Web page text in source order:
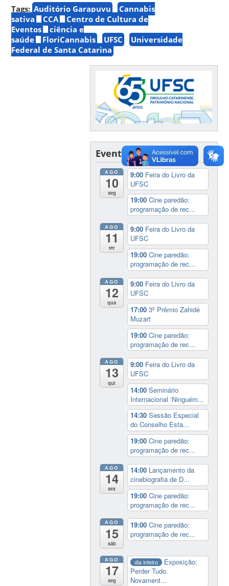
Tags: Auditório Garapuvu
Cannabis
sativa
CCA
Centro de Cultura de
Eventos
ciência e
saúde
FloriCannabis UFSC
Universidade
Federal de Santa Catarina
Eventos
AGO
10
seg
9:00 Feira do Livro da
UFSC
19:00Cine paredão:
programação de rec...
AGO
11
ter
9:00 Feira do Livro da
UFSC
19:00Cine paredão:
programação de rec...
AGO
12
qua
9:00 Feira do Livro da
UFSC
17:003º Prêmio Zahidé
Muzart
19:00Cine paredão:
programação de rec...
AGO
13
qui
9:00 Feira do Livro da
UFSC
14:00Seminário
Internacional ‘Ninguém...
14:30Sessão Especial
do Conselho Esta...
19:00Cine paredão:
programação de rec...
AGO
14
sex
14:00 Lançamento da
cinebiografia de D...
19:00Cine paredão:
programação de rec...
AGO
15
sáb
19:00Cine paredão:
programação de rec...
AGO
17
seg
dia inteiro
Exposição:
Perder Tudo.
Novament...